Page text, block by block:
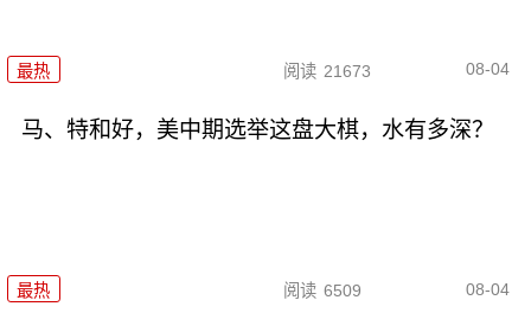
最热 阅读 21673 08-04
马、特和好，美中期选举这盘大棋，水有多深？
最热 阅读 6509 08-04